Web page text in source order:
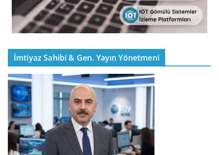
İmtiyaz Sahibi & Gen. Yayın Yönetmeni